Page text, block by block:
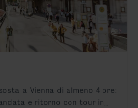
a Vienna di almeno 4 ore:
e ritorno con tour in